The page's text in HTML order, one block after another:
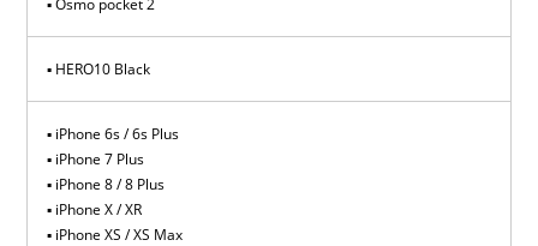
Osmo pocket 2
HERO10 Black
iPhone 6s / 6s Plus
iPhone 7 Plus
iPhone 8 / 8 Plus
iPhone X / XR
iPhone XS / XS Max